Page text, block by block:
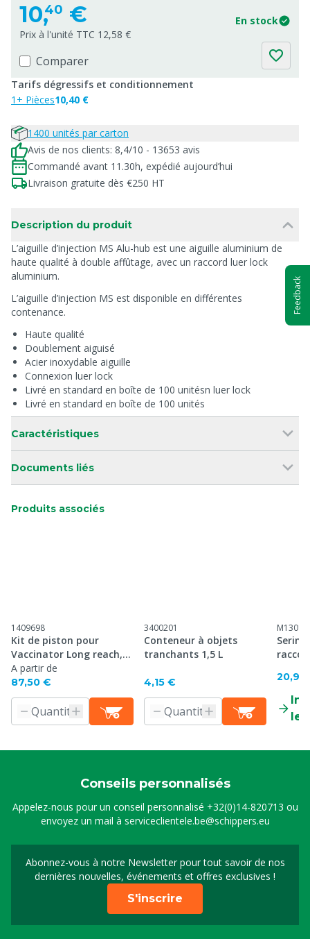
10,40 €
En stock
Prix à l'unité TTC 12,58 €
Comparer
Tarifs dégressifs et conditionnement
1+ Pièces10,40 €
1400 unités par carton
Avis de nos clients: 8,4/10 - 13653 avis
Commandé avant 11.30h, expédié aujourd’hui
Livraison gratuite dès €250 HT
Description du produit
L’aiguille d’injection MS Alu-hub est une aiguille aluminium de
haute qualité à double affûtage, avec un raccord luer lock
aluminium.
L’aiguille d’injection MS est disponible en différentes
contenance.
Haute qualité
Doublement aiguisé
Acier inoxydable aiguille
Connexion luer lock
Livré en standard en boîte de 100 unitésn luer lock
Livré en standard en boîte de 100 unités
Caractéristiques
Documents liés
Produits associés
1409698
Kit de piston pour
Vaccinator Long reach,
p/6
A partir de
87,50 €
3400201
Conteneur à objets
tranchants 1,5 L
4,15 € 20,90
le
Conseils personnalisés
Appelez-nous pour un conseil personnalisé +32(0)14-820713 ou
envoyez un mail à serviceclientele.be@schippers.eu
Abonnez-vous à notre Newsletter pour tout savoir de nos
dernières nouvelles, événements et offres exclusives !
Inscrivez-vous à notre
S'inscrire
Feedback